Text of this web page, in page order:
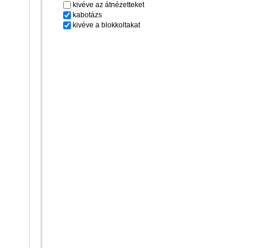
kivéve az átnézetteket
kabotázs
kivéve a blokkoltakat